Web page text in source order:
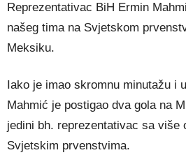
Reprezentativac BiH Ermin
našeg tima na Svjetskom
Meksiku.
Iako je imao skromnu minutažu i
Mahmić je postigao dva gola na
jedini bh. reprezentativac sa više
Svjetskim prvenstvima.